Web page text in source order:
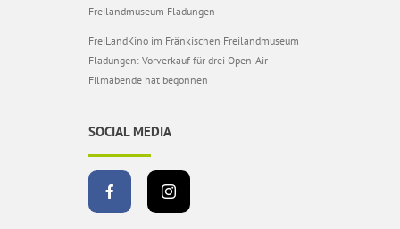
Freilandmuseum Fladungen
FreiLandKino im Fränkischen Freilandmuseum
Fladungen: Vorverkauf für drei Open-Air-
Filmabende hat begonnen
SOCIAL MEDIA